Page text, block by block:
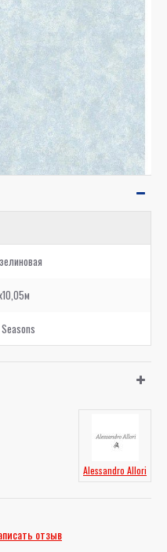
Alessandro Allori
отзыв